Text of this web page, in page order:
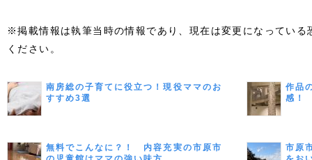
※掲載情報は執筆当時の情報であり、現在は変更になっている
ください。
南房総の子育てに役立つ！現役ママのお
すすめ3選
作品
感！
無料でこんなに？！ 内容充実の市原市
市原